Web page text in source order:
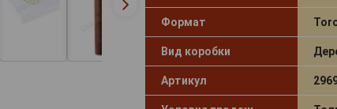
Формат
Вид коробки
Артикул